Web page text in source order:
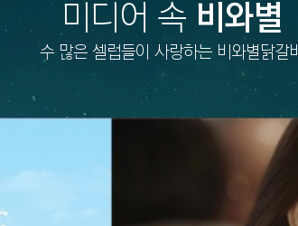
미디어 속 비와별
수 많은 셀럽들이 사랑하는 비와별닭갈비